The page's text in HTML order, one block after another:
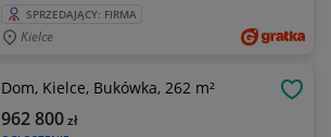
SPRZEDAJĄCY: FIRMA
Kielce
Dom, Kielce, Bukówka, 262 m²
962 800zł